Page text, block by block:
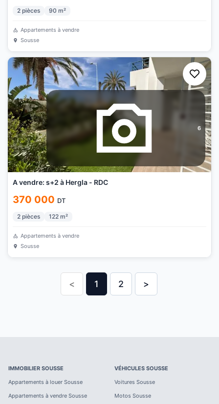
2 pièces 90 m²
Appartements à vendre
Sousse
6
A vendre: s+2 à Hergla - RDC
370 000 DT
2 pièces 122 m²
Appartements à vendre
Sousse
< 1 2 >
IMMOBILIER SOUSSE
Appartements à louer Sousse
Appartements à vendre Sousse
VÉHICULES SOUSSE
Voitures Sousse
Motos Sousse